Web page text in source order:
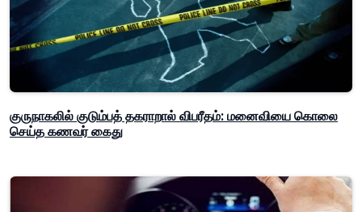
குருநாகலில் குடும்பத் தகராறால் விபரீதம்: மனைவியை கொலை
செய்த கணவர் கைது